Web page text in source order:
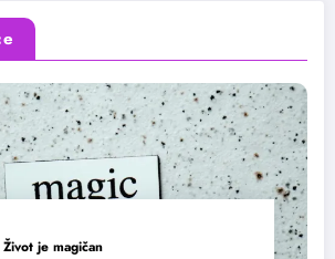
Život je magičan